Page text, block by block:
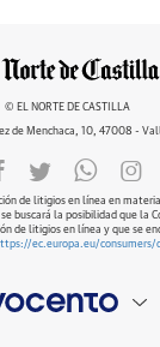
© EL NORTE DE CASTILLA
de Menchaca, 10, 47008 -
de litigios en línea en
buscará la posibilidad que la
de litigios en línea y que se
ec.europa.eu/consumers/